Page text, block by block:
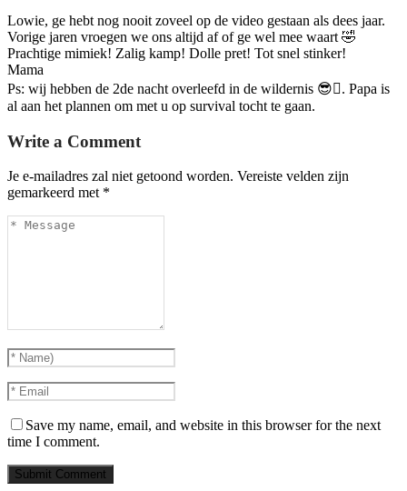
Lowie, ge hebt nog nooit zoveel op de video gestaan als dees jaar.
Vorige jaren vroegen we ons altijd af of ge wel mee waart 🤣
Prachtige mimiek! Zalig kamp! Dolle pret! Tot snel stinker!
Mama
Ps: wij hebben de 2de nacht overleefd in de wildernis 😎🫩. Papa is
al aan het plannen om met u op survival tocht te gaan.
Write a Comment
Je e-mailadres zal niet getoond worden. Vereiste velden zijn
gemarkeerd met *
Save my name, email, and website in this browser for the next
time I comment.